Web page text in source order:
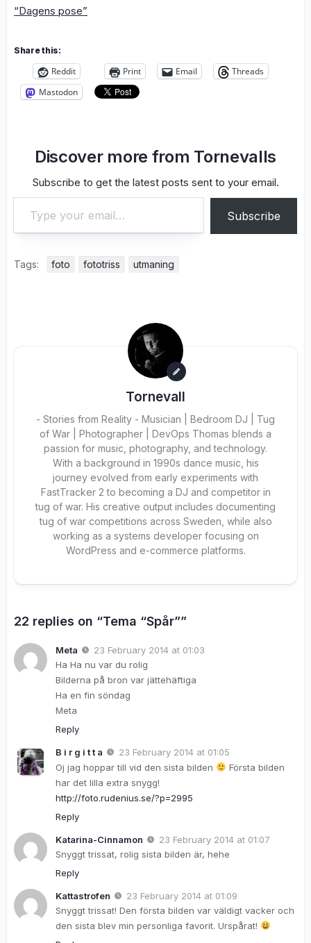
“Dagens pose”
Share this:
Reddit Print Email
Threads
Mastodon
Discover more from Tornevalls
Subscribe to get the latest posts sent to your email.
Type your email…
Subscribe
Tags: foto fototriss utmaning
Tornevall
- Stories from Reality - Musician | Bedroom DJ | Tug
of War | Photographer | DevOps Thomas blends a
passion for music, photography, and technology.
With a background in 1990s dance music, his
journey evolved from early experiments with
FastTracker 2 to becoming a DJ and competitor in
tug of war. His creative output includes documenting
tug of war competitions across Sweden, while also
working as a systems developer focusing on
WordPress and e-commerce platforms.
22 replies on “Tema “Spår””
Meta
23 February 2014 at 01:03
Ha Ha nu var du rolig
Bilderna på bron var jättehäftiga
Ha en fin söndag
Meta
Reply
B i r g i t t a
23 February 2014 at 01:05
Oj jag hoppar till vid den sista bilden
Första bilden
har det lilla extra snygg!
http://foto.rudenius.se/?p=2995
Reply
Katarina-Cinnamon
23 February 2014 at 01:07
Snyggt trissat, rolig sista bilden är, hehe
Reply
Kattastrofen
23 February 2014 at 01:09
Snyggt trissat! Den första bilden var väldigt vacker och
den sista blev min personliga favorit. Urspårat!